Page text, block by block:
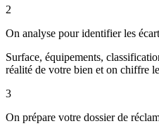
2
On analyse pour identifier les
Surface, équipements,
réalité de votre bien et on chiffre
3
On prépare votre dossier de